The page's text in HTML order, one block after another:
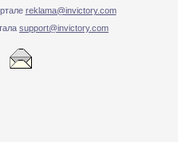
reklama@invictory.com
support@invictory.com